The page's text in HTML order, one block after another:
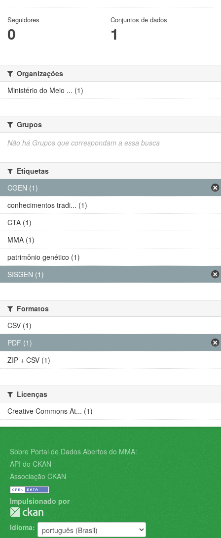
Seguidores
0
Conjuntos de dados
1
Organizações
Ministério do Meio ... (1)
Grupos
Não há Grupos que correspondam a essa busca
Etiquetas
CGEN (1)
conhecimentos tradi... (1)
CTA (1)
MMA (1)
patrimônio genético (1)
SISGEN (1)
Formatos
CSV (1)
PDF (1)
ZIP + CSV (1)
Licenças
Creative Commons At... (1)
Sobre Portal de Dados Abertos do MMA:
API do CKAN
Associação CKAN
Impulsionado por
Idioma